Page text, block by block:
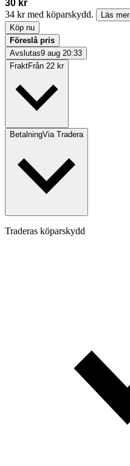
30 kr
34 kr med köparskydd.
Läs mer
Köp nu
Föreslå pris
Avslutas9 aug 20:33
FraktFrån 22 kr
BetalningVia Tradera
Traderas köparskydd